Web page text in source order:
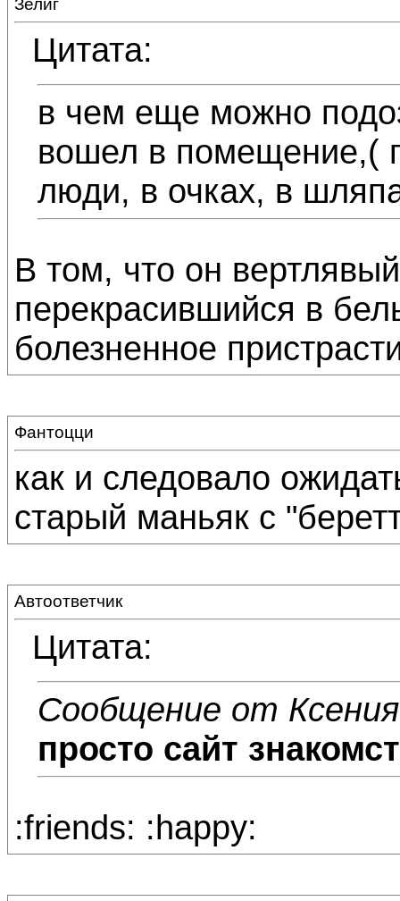
Зелиг
Цитата:
в чем еще можно
вошел в помещение,(
люди, в очках, в
В том, что он
перекрасившийся в
болезненное
Фантоцци
как и следовало
старый маньяк с
Автоответчик
Цитата:
Сообщение от Ксения
просто сайт
:friends: :happy: